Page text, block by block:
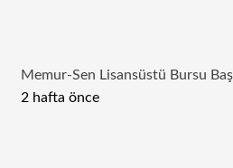
Memur-Sen Lisansüstü Bursu
2 hafta önce